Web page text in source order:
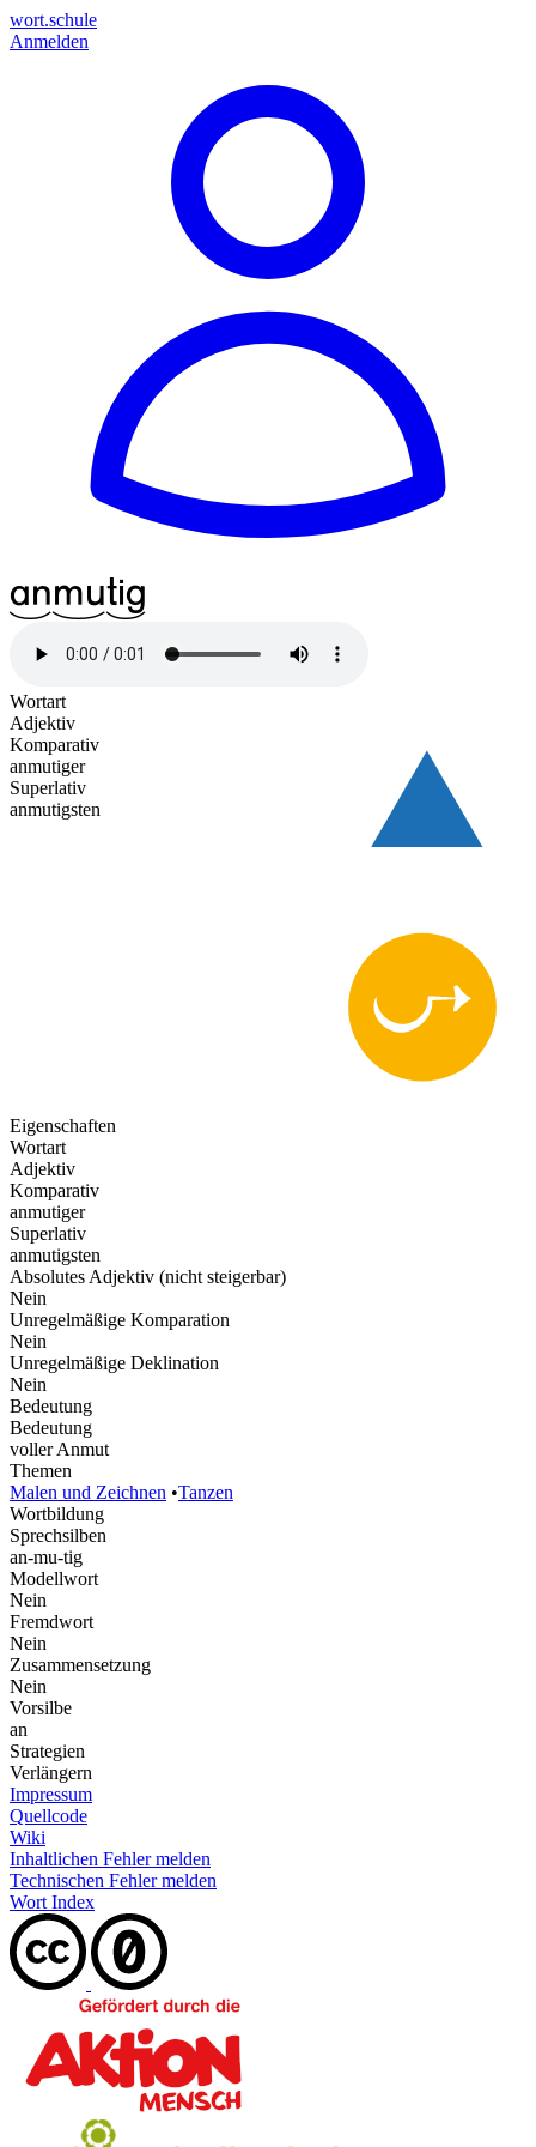
wort.schule
Anmelden
^13an^17mu^12tig
Wortart
Adjektiv
Komparativ
anmutiger
Superlativ
anmutigsten
Eigenschaften
Wortart
Adjektiv
Komparativ
anmutiger
Superlativ
anmutigsten
Absolutes Adjektiv (nicht steigerbar)
Nein
Unregelmäßige Komparation
Nein
Unregelmäßige Deklination
Nein
Bedeutung
Bedeutung
voller Anmut
Themen
Malen und Zeichnen •Tanzen
Wortbildung
Sprechsilben
an-mu-tig
Modellwort
Nein
Fremdwort
Nein
Zusammensetzung
Nein
Vorsilbe
an
Strategien
Verlängern
Impressum
Quellcode
Wiki
Inhaltlichen Fehler melden
Technischen Fehler melden
Wort Index